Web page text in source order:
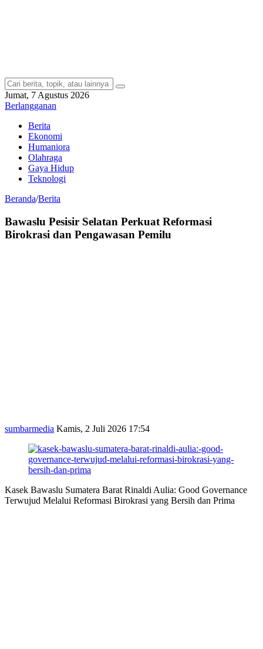
Jumat, 7 Agustus 2026
Berlangganan
Berita
Ekonomi
Humaniora
Olahraga
Gaya Hidup
Teknologi
Beranda/Berita
Bawaslu Pesisir Selatan Perkuat Reformasi
Birokrasi dan Pengawasan Pemilu
sumbarmedia Kamis, 2 Juli 2026 17:54
Kasek Bawaslu Sumatera Barat Rinaldi Aulia: Good Governance
Terwujud Melalui Reformasi Birokrasi yang Bersih dan Prima